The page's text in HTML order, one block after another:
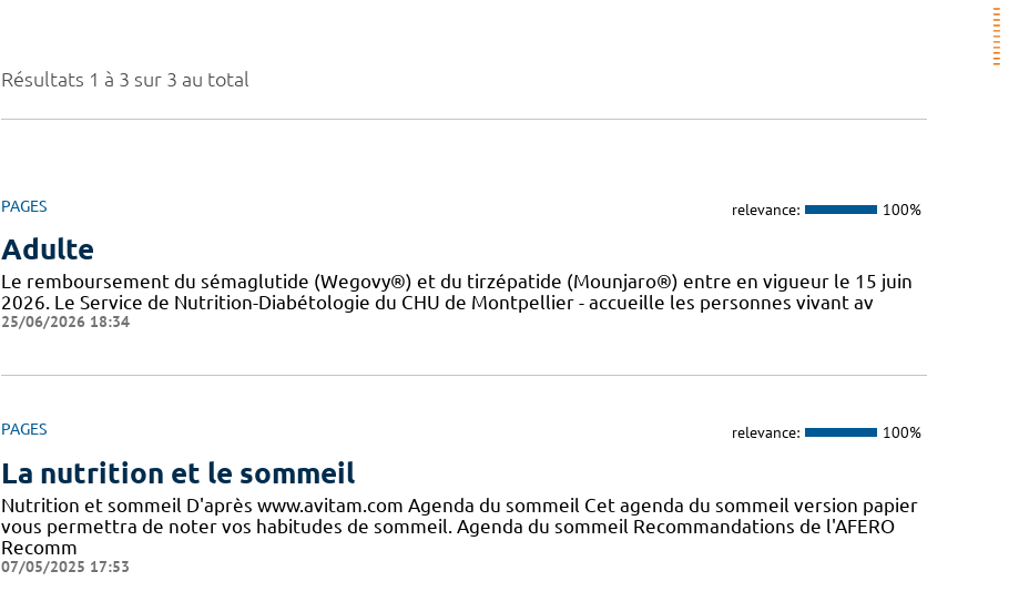
Résultats 1 à 3 sur 3 au total
PAGES relevance: 100%
Adulte
Le remboursement du sémaglutide (Wegovy®) et du tirzépatide (Mounjaro®) entre en vigueur le 15 juin
2026. Le Service de Nutrition-Diabétologie du CHU de Montpellier - accueille les personnes vivant av
25/06/2026 18:34
PAGES relevance: 100%
La nutrition et le sommeil
Nutrition et sommeil D'après www.avitam.com Agenda du sommeil Cet agenda du sommeil version papier
vous permettra de noter vos habitudes de sommeil. Agenda du sommeil Recommandations de l'AFERO
Recomm
07/05/2025 17:53